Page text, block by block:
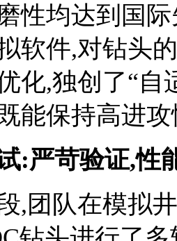
性均达到国
软件,对钻头
化,独创了“自
能保持高进
:严苛验证,性
,团队在模拟